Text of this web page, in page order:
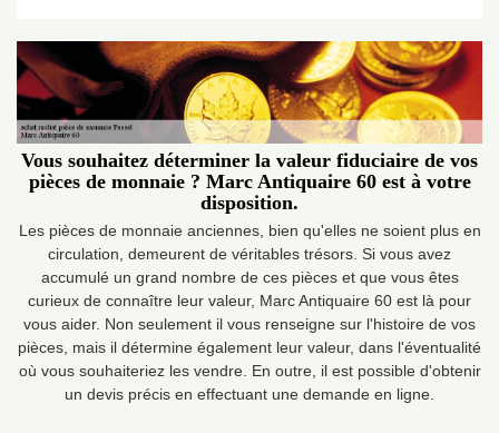
Vous souhaitez déterminer la valeur fiduciaire de vos
pièces de monnaie ? Marc Antiquaire 60 est à votre
disposition.
Les pièces de monnaie anciennes, bien qu'elles ne soient plus en
circulation, demeurent de véritables trésors. Si vous avez
accumulé un grand nombre de ces pièces et que vous êtes
curieux de connaître leur valeur, Marc Antiquaire 60 est là pour
vous aider. Non seulement il vous renseigne sur l'histoire de vos
pièces, mais il détermine également leur valeur, dans l'éventualité
où vous souhaiteriez les vendre. En outre, il est possible d'obtenir
un devis précis en effectuant une demande en ligne.